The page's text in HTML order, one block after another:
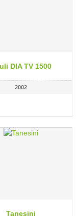
DIA TV 1500
2002
Tanesini